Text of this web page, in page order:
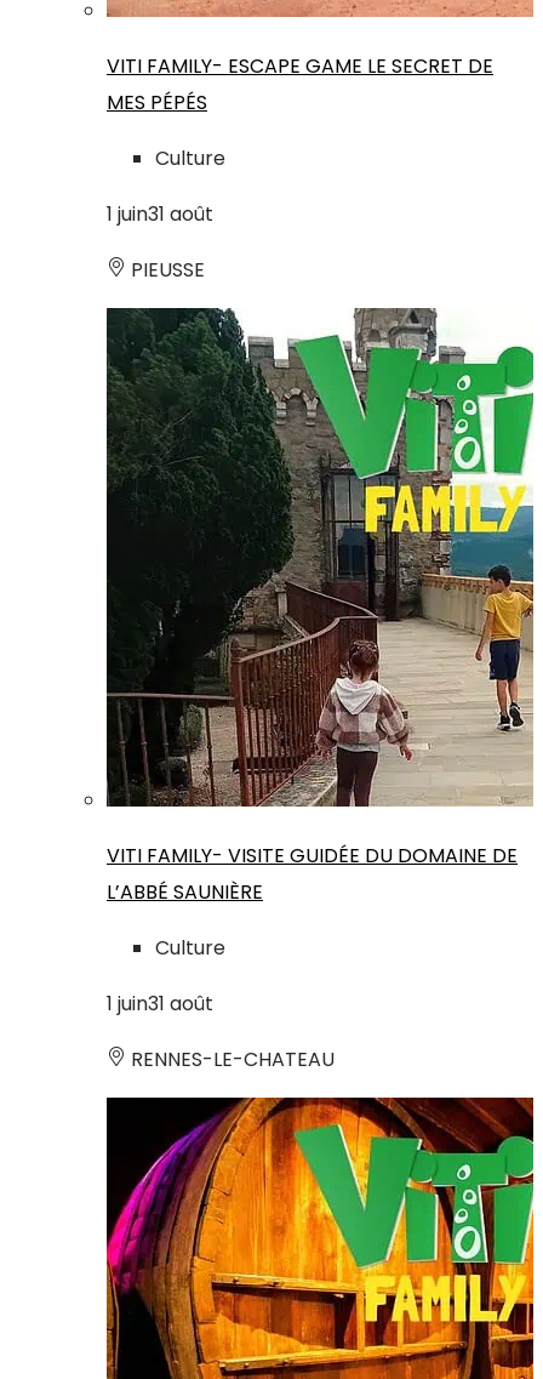
VITI FAMILY- ESCAPE GAME LE SECRET DE
MES PÉPÉS
Culture
1 juin31 août
PIEUSSE
VITI FAMILY- VISITE GUIDÉE DU DOMAINE DE
L’ABBÉ SAUNIÈRE
Culture
1 juin31 août
RENNES-LE-CHATEAU